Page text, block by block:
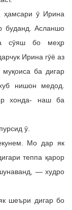
ҳамсари ӯ Ирина
буданд. Асланшо
сӯяш бо меҳр
Ирина гӯё аз
ба дигар
нишон медод.
хонда- наш ба
ӯ.
Мо дар як
теппа қарор
— худро
шеъри дигар бо